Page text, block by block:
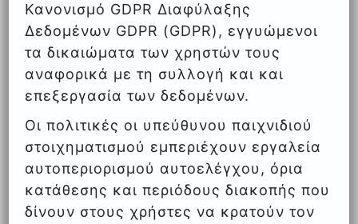
Κανονισμό GDPR Διαφύλαξης
Δεδομένων GDPR (GDPR), εγγυώμενοι
τα δικαιώματα των χρηστών τους
αναφορικά με τη συλλογή και και
επεξεργασία των δεδομένων.
Οι πολιτικές οι υπεύθυνου παιχνιδιού
στοιχηματισμού εμπεριέχουν εργαλεία
αυτοπεριορισμού αυτοελέγχου, όρια
κατάθεσης και περιόδους διακοπής που
δίνουν στους χρήστες να κρατούν τον